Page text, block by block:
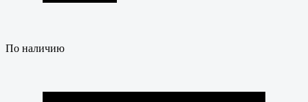
По наличию